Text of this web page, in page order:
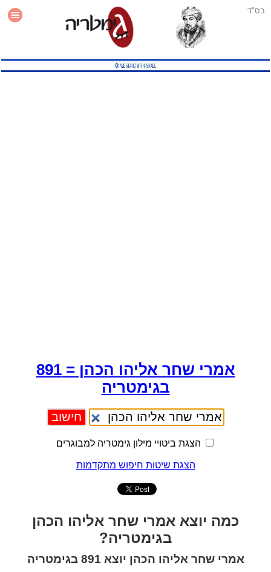
בס"ד
עזרה
אמרי שחר אליהו הכהן = 891
בגימטריה
הצגת ביטויי מילון גימטריה למבוגרים
הצגת שיטות חיפוש מתקדמות
כמה יוצא אמרי שחר אליהו הכהן
בגימטריה?
אמרי שחר אליהו הכהן יוצא 891 בגימטריה